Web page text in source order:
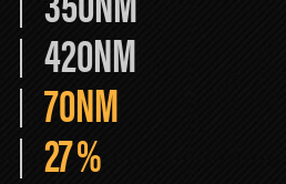
420NM
70NM
27%